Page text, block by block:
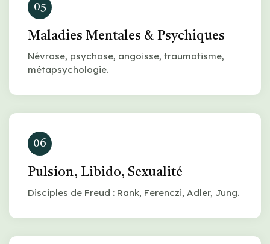
05
Maladies Mentales & Psychiques
Névrose, psychose, angoisse, traumatisme,
métapsychologie.
06
Pulsion, Libido, Sexualité
Disciples de Freud : Rank, Ferenczi, Adler, Jung.